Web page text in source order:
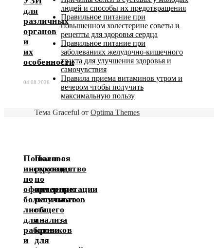
для
различных
органов
и
их
особенности
04.08.2026
Пошаговая
инструкция
по
оформлению
больничного
листа
для
работников
и
Полное
руководство
по
интерпретации
результатов
общего
анализа
крови
для
людей и способы их предотвращения
Правильное питание при
повышенном холестерине советы и
рецепты для здоровья сердца
Правильное питание при
заболеваниях желудочно-кишечного
тракта для улучшения здоровья и
самочувствия
Правила приема витаминов утром и
вечером чтобы получить
максимальную пользу
Тема Graceful от Optima Themes